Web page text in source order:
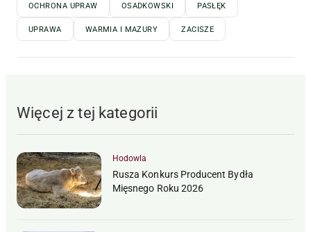
OCHRONA UPRAW OSADKOWSKI PASŁĘK
UPRAWA WARMIA I MAZURY ZACISZE
Więcej z tej kategorii
Hodowla
Rusza Konkurs Producent Bydła
Mięsnego Roku 2026